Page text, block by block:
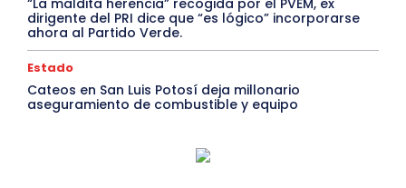
“La maldita herencia” recogida por el PVEM, ex
dirigente del PRI dice que “es lógico” incorporarse
ahora al Partido Verde.
Estado
Cateos en San Luis Potosí deja millonario
aseguramiento de combustible y equipo